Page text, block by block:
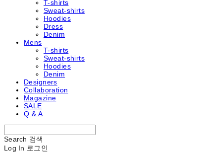
T-shirts
Sweat-shirts
Hoodies
Dress
Denim
Mens
T-shirts
Sweat-shirts
Hoodies
Denim
Designers
Collaboration
Magazine
SALE
Q & A
Search 검색
Log In 로그인